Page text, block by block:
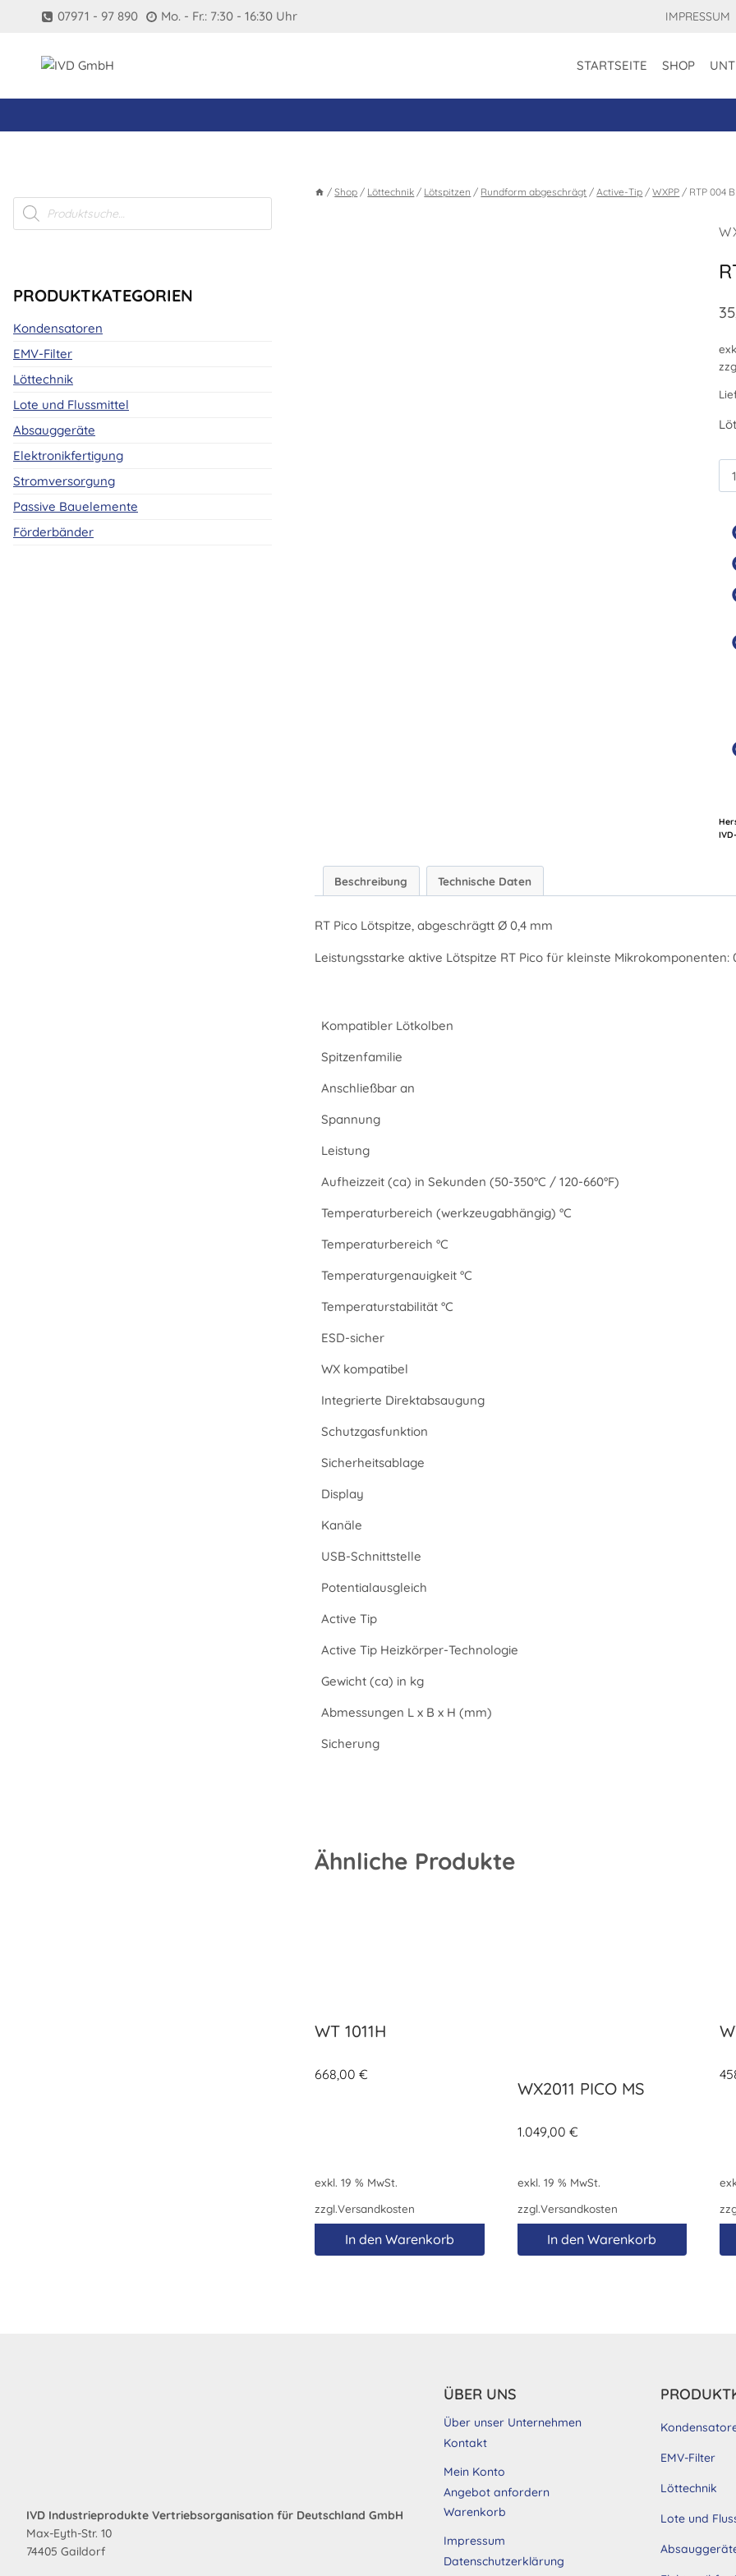
07971 - 97 890 Mo. - Fr.: 7:30 - 16:30 Uhr IMPRESSUM
STARTSEITE SHOP
/ Shop / Löttechnik / Lötspitzen / Rundform abgeschrägt / Active-Tip / WXPP / RTP 004 B
Beschreibung Technische Daten
RT Pico Lötspitze, abgeschrägtt Ø 0,4 mm
Leistungsstarke aktive Lötspitze RT Pico für kleinste Mikrokomponenten:
Kompatibler Lötkolben
Spitzenfamilie
Anschließbar an
Spannung
Leistung
Aufheizzeit (ca) in Sekunden (50-350°C / 120-660°F)
Temperaturbereich (werkzeugabhängig) °C
Temperaturbereich °C
Temperaturgenauigkeit °C
Temperaturstabilität °C
ESD-sicher
WX kompatibel
Integrierte Direktabsaugung
Schutzgasfunktion
Sicherheitsablage
Display
Kanäle
USB-Schnittstelle
Potentialausgleich
Active Tip
Active Tip Heizkörper-Technologie
Gewicht (ca) in kg
Abmessungen L x B x H (mm)
Sicherung
Ähnliche Produkte
WT 1011H
668,00€
exkl. 19 % MwSt.
zzgl.Versandkosten
In den Warenkorb
WX2011 PICO MS
1.049,00 €
exkl. 19 % MwSt.
zzgl.Versandkosten
In den Warenkorb
Products
search
PRODUKTKATEGORIEN
Kondensatoren
EMV-Filter
Löttechnik
Lote und Flussmittel
Absauggeräte
Elektronikfertigung
Stromversorgung
Passive Bauelemente
Förderbänder
IVD Industrieprodukte Vertriebsorganisation für Deutschland GmbH
Max-Eyth-Str. 10
74405 Gaildorf
ÜBER UNS
Über unser Unternehmen
Kontakt
Mein Konto
Angebot anfordern
Warenkorb
Impressum
Datenschutzerklärung
EMV-Filter
Löttechnik
Lote und